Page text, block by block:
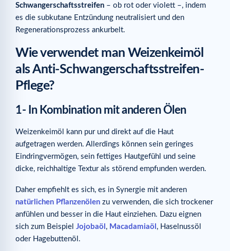
Schwangerschaftsstreifen – ob rot oder violett –, indem
es die subkutane Entzündung neutralisiert und den
Regenerationsprozess ankurbelt.
Wie verwendet man Weizenkeimöl
als Anti-Schwangerschaftsstreifen-
Pflege?
1- In Kombination mit anderen Ölen
Weizenkeimöl kann pur und direkt auf die Haut
aufgetragen werden. Allerdings können sein geringes
Eindringvermögen, sein fettiges Hautgefühl und seine
dicke, reichhaltige Textur als störend empfunden werden.
Daher empfiehlt es sich, es in Synergie mit anderen
natürlichen Pflanzenölen zu verwenden, die sich trockener
anfühlen und besser in die Haut einziehen. Dazu eignen
sich zum Beispiel Jojobaöl , Macadamiaöl , Haselnussöl
oder Hagebuttenöl.